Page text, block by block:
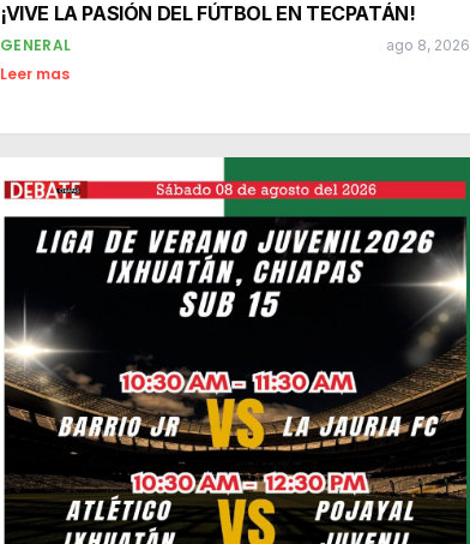
¡VIVE LA PASIÓN DEL FÚTBOL EN TECPATÁN!
GENERAL ago 8, 2026
Leer mas